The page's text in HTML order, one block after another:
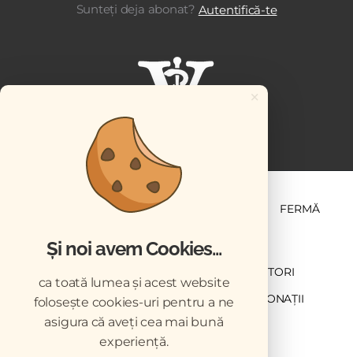
Sunteți deja abonat? Autentifică-te
ȘTIINȚĂ ȘI PRACTICĂ FERMĂ
CONTRIBUTORI
DESCĂRCĂRI ACREDITARE CMVRO DONAȚII
CHESTIONAR
×
Și noi avem Cookies...
ca toată lumea și acest website
folosește cookies-uri pentru a ne
asigura că aveți cea mai bună
experiență.